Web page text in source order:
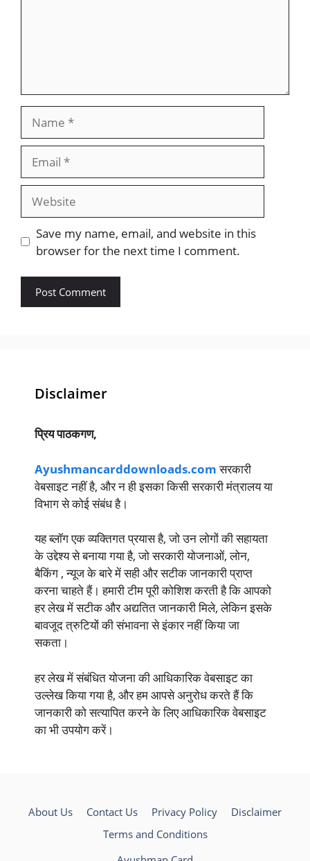
Website
Save my name, email, and website in this
browser for the next time I comment.
Disclaimer
प्रिय पाठकगण,
Ayushmancarddownloads.comसरकारी
वेबसाइट नहीं है, और न ही इसका किसी सरकारी मंत्रालय या
विभाग से कोई संबंध है।
यह ब्लॉग एक व्यक्तिगत प्रयास है, जो उन लोगों की सहायता
के उद्देश्य से बनाया गया है, जो सरकारी योजनाओं, लोन,
बैकिंग , न्यूज के बारे में सही और सटीक जानकारी प्राप्त
करना चाहते हैं। हमारी टीम पूरी कोशिश करती है कि आपको
हर लेख में सटीक और अद्यतित जानकारी मिले, लेकिन इसके
बावजूद त्रुटियों की संभावना से इंकार नहीं किया जा
सकता।
हर लेख में संबंधित योजना की आधिकारिक वेबसाइट का
उल्लेख किया गया है, और हम आपसे अनुरोध करते हैं कि
जानकारी को सत्यापित करने के लिए आधिकारिक वेबसाइट
का भी उपयोग करें।
About Us Contact Us Privacy Policy
Disclaimer
Terms and Conditions